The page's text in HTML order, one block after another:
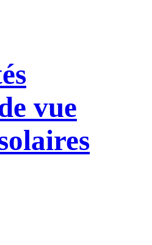
vue